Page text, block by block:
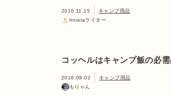
2016.11.15
キャンプ用品
hinataライター
コッヘルはキャンプ飯の必
2016.09.02
キャンプ用品
もりゃん